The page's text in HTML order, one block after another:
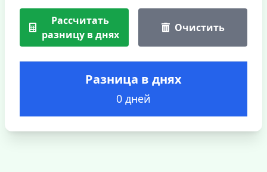
Рассчитать
разницу в днях
Очистить
Разница в днях
0 дней